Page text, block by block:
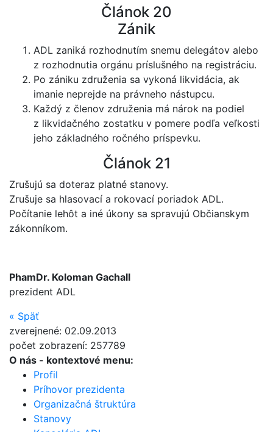
O nás - kontextové menu:
Profil
Príhovor prezidenta
Organizačná štruktúra
Stanovy
Článok 20
Zánik
ADL zaniká rozhodnutím snemu delegátov alebo
z rozhodnutia orgánu príslušného na registráciu.
Po zániku združenia sa vykoná likvidácia, ak
imanie neprejde na právneho nástupcu.
Každý z členov združenia má nárok na podiel
z likvidačného zostatku v pomere podľa veľkosti
jeho základného ročného príspevku.
Článok 21
Zrušujú sa doteraz platné stanovy.
Zrušuje sa hlasovací a rokovací poriadok ADL.
Počítanie lehôt a iné úkony sa spravujú Občianskym
zákonníkom.
PhamDr. Koloman Gachall
prezident ADL
« Späť
zverejnené: 02.09.2013
počet zobrazení: 257789